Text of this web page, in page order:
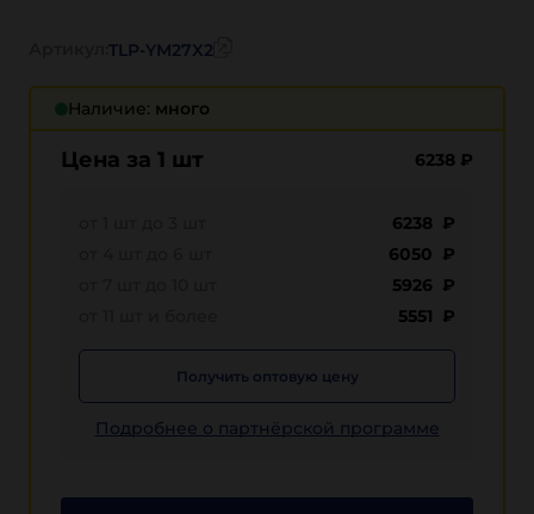
Наличие: много
Цена за 1 шт 6238 ₽
6238 ₽
6050 ₽
5926 ₽
5551 ₽
Получить оптовую цену
Подробнее о партнёрской программе
TLP-YM27X2